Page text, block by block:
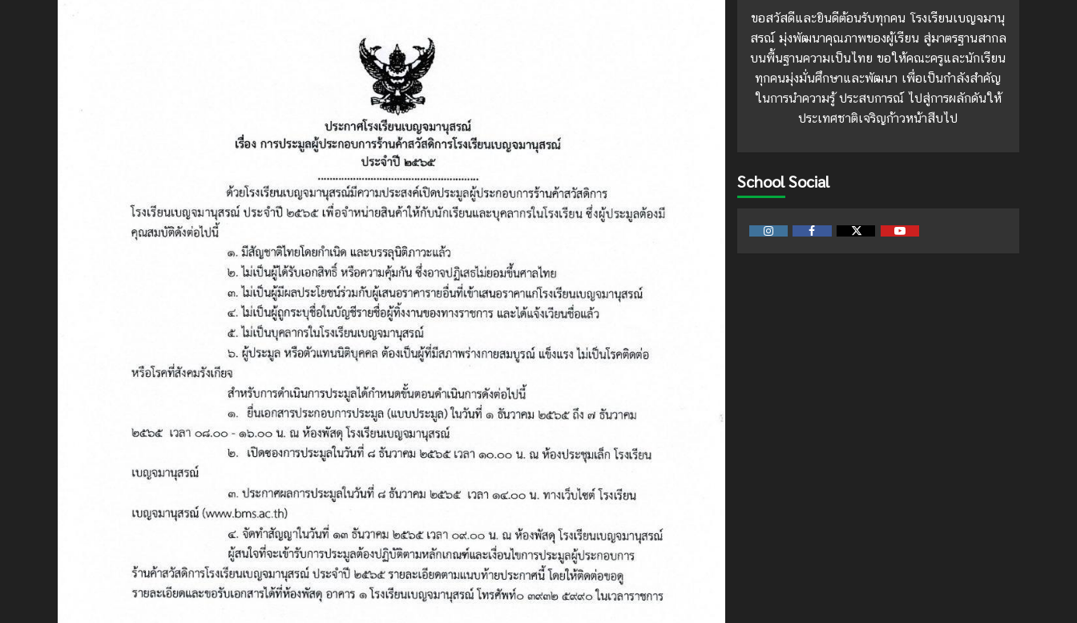
ขอสวัสดีและยินดีต้อนรับทุกคน โรงเรียนเบญจมานุ
สรณ์ มุ่งพัฒนาคุณภาพของผู้เรียน สู่มาตรฐานสากล
บนพื้นฐานความเป็นไทย ขอให้คณะครูและนักเรียน
ทุกคนมุ่งมั่นศึกษาและพัฒนา เพื่อเป็นกำลังสำคัญ
ในการนำความรู้ ประสบการณ์ ไปสู่การผลักดันให้
ประเทศชาติเจริญก้าวหน้าสืบไป
School Social
InstagramFacebookTwitter Youtube